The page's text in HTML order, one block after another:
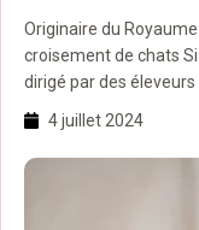
Originaire du
croisement de chats
dirigé par des
Mme Rachel Rodgers.
4 juillet 2024